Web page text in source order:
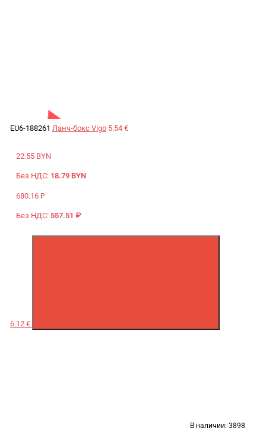
EU6-188261 Ланч-бокс Vigo 5.54 €
22.55 BYN
Без НДС: 18.79 BYN
680.16 ₽
Без НДС: 557.51 ₽
6.12 €
В наличии: 3898